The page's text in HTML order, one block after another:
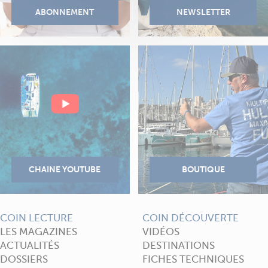
COIN LECTURE
LES MAGAZINES
ACTUALITÉS
DOSSIERS
COIN DÉCOUVERTE
VIDÉOS
DESTINATIONS
FICHES TECHNIQUES